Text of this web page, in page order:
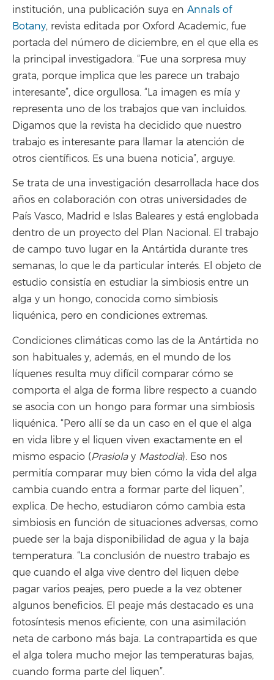
institución, una publicación suya en Annals of
Botany, revista editada por Oxford Academic, fue
portada del número de diciembre, en el que ella es
la principal investigadora. “Fue una sorpresa muy
grata, porque implica que les parece un trabajo
interesante”, dice orgullosa. “La imagen es mía y
representa uno de los trabajos que van incluidos.
Digamos que la revista ha decidido que nuestro
trabajo es interesante para llamar la atención de
otros científicos. Es una buena noticia”, arguye.
Se trata de una investigación desarrollada hace dos
años en colaboración con otras universidades de
País Vasco, Madrid e Islas Baleares y está englobada
dentro de un proyecto del Plan Nacional. El trabajo
de campo tuvo lugar en la Antártida durante tres
semanas, lo que le da particular interés. El objeto de
estudio consistía en estudiar la simbiosis entre un
alga y un hongo, conocida como simbiosis
liquénica, pero en condiciones extremas.
Condiciones climáticas como las de la Antártida no
son habituales y, además, en el mundo de los
líquenes resulta muy difícil comparar cómo se
comporta el alga de forma libre respecto a cuando
se asocia con un hongo para formar una simbiosis
liquénica. “Pero allí se da un caso en el que el alga
en vida libre y el liquen viven exactamente en el
mismo espacio (Prasiolay Mastodia). Eso nos
permitía comparar muy bien cómo la vida del alga
cambia cuando entra a formar parte del liquen”,
explica. De hecho, estudiaron cómo cambia esta
simbiosis en función de situaciones adversas, como
puede ser la baja disponibilidad de agua y la baja
temperatura. “La conclusión de nuestro trabajo es
que cuando el alga vive dentro del liquen debe
pagar varios peajes, pero puede a la vez obtener
algunos beneficios. El peaje más destacado es una
fotosíntesis menos eficiente, con una asimilación
neta de carbono más baja. La contrapartida es que
el alga tolera mucho mejor las temperaturas bajas,
cuando forma parte del liquen”.